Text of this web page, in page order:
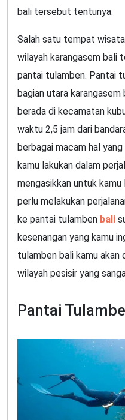
bali tersebut tentunya.
Salah satu tempat
wilayah karangasem bali
pantai tulamben. Pantai
bagian utara
berada di kecamatan
waktu 2,5 jam dari
berbagai macam hal
kamu lakukan dalam
mengasikkan untuk
perlu melakukan
ke pantai tulamben bali
kesenangan yang kamu
tulamben bali kamu akan
wilayah pesisir yang
Pantai